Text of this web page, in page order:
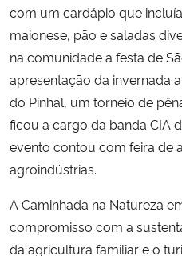
com um cardápio que
maionese, pão e saladas
na comunidade a festa de
apresentação da invernada
do Pinhal, um torneio de
ficou a cargo da banda CIA
evento contou com feira de
agroindústrias.
A Caminhada na Natureza
compromisso com a
da agricultura familiar e o